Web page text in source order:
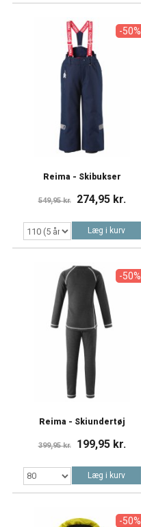
-50%
Reima - Skibukser
549,95 kr. 274,95 kr.
Læg i kurv
-50%
Reima - Skiundertøj
399,95 kr. 199,95 kr.
Læg i kurv
-50%